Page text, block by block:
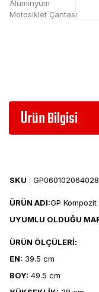
Ürün Bilgisi
SKU :
ÜRÜN ADI:GP
UYUMLU OLDUĞU
ÜRÜN ÖLÇÜLERİ:
EN: 39.5 cm
BOY: 49.5 cm